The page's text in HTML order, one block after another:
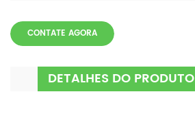
CONTATE AGORA
DETALHES DO PRODUTO